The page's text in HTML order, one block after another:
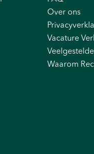
Over ons
Vacature
Waarom